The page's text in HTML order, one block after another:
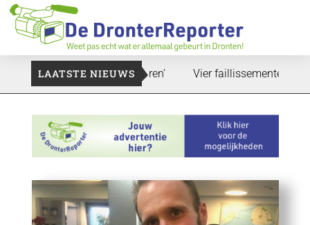
LAATSTE NIEUWS
ook nog wel even duren’ Vier faillissementen in juli: